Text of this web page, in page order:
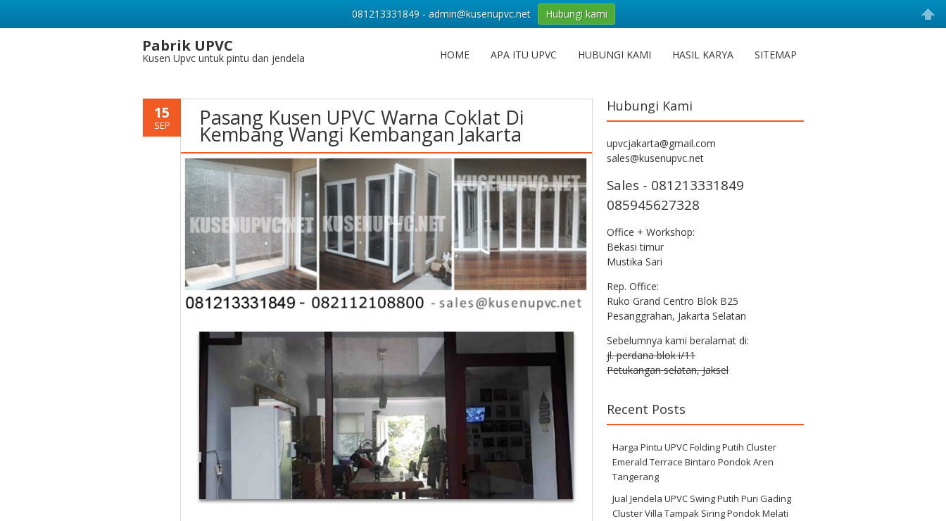
Pabrik UPVC
Kusen Upvc untuk pintu dan jendela HOME APA ITU UPVC HUBUNGI KAMI HASIL KARYA SITEMAP
15
SEP Pasang Kusen UPVC Warna Coklat Di
Kembang Wangi Kembangan Jakarta
Hubungi Kami
upvcjakarta@gmail.com
sales@kusenupvc.net
Sales - 081213331849
085945627328
Office + Workshop:
Bekasi timur
Mustika Sari
Rep. Office:
Ruko Grand Centro Blok B25
Pesanggrahan, Jakarta Selatan
Sebelumnya kami beralamat di:
jl. perdana blok i/11
Petukangan selatan, Jaksel
Recent Posts
Harga Pintu UPVC Folding Putih Cluster
Emerald Terrace Bintaro Pondok Aren
Tangerang
Jual Jendela UPVC Swing Putih Puri Gading
Cluster Villa Tampak Siring Pondok Melati
081213331849 - admin@kusenupvc.net Hubungi kami